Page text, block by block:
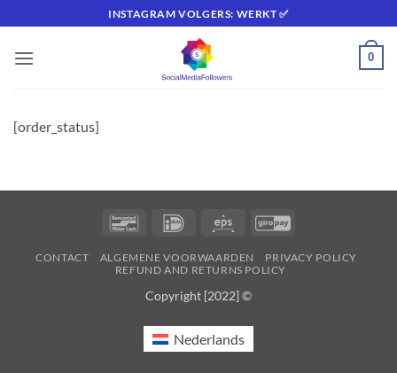
naar
inhoud
INSTAGRAM VOLGERS: WERKT ✅
0
[order_status]
BancontactIDeal Eps GiroPay
CONTACT ALGEMENE VOORWAARDEN
PRIVACY POLICY
REFUND AND RETURNS POLICY
Copyright [2022] ©
Nederlands